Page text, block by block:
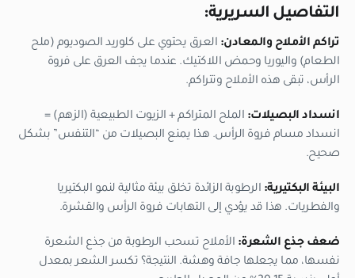
التفاصيل السريرية:
تراكم الأملاح والمعادن: العرق يحتوي على كلوريد الصوديوم (ملح
الطعام) واليوريا وحمض اللاكتيك. عندما يجف العرق على فروة
الرأس، تبقى هذه الأملاح وتتراكم.
انسداد البصيلات: الملح المتراكم + الزيوت الطبيعية (الزهم) =
انسداد مسام فروة الرأس. هذا يمنع البصيلات من “التنفس” بشكل
صحيح.
البيئة البكتيرية: الرطوبة الزائدة تخلق بيئة مثالية لنمو البكتيريا
والفطريات. هذا قد يؤدي إلى التهابات فروة الرأس والقشرة.
ضعف جذع الشعرة: الأملاح تسحب الرطوبة من جذع الشعرة
نفسها، مما يجعلها جافة وهشة. النتيجة؟ تكسر الشعر بمعدل